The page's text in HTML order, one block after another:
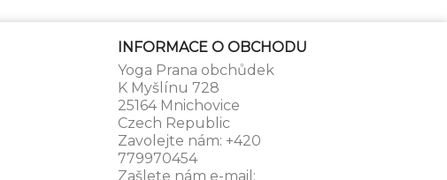
INFORMACE O OBCHODU
Yoga Prana obchůdek
K Myšlínu 728
25164 Mnichovice
Czech Republic
Zavolejte nám: +420
779970454
Zašlete nám e-mail: